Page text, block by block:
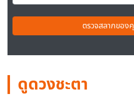
ตรวจสลากขอ
ดูดวงชะตา